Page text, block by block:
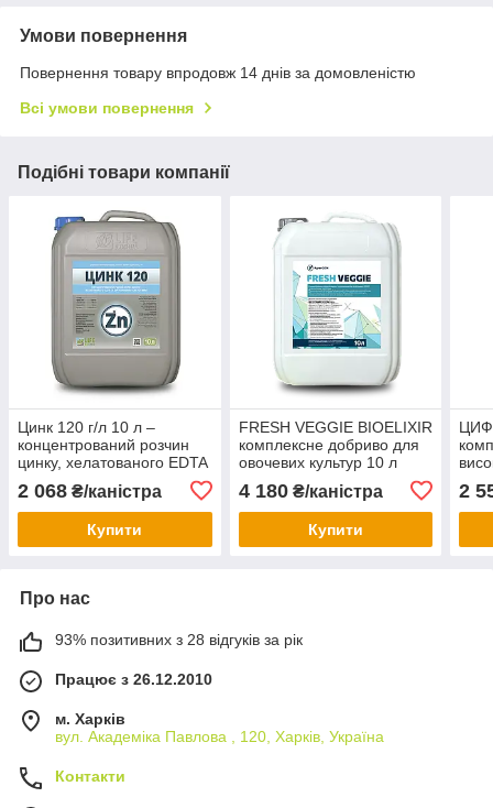
Умови повернення
Повернення товару впродовж 14 днів за домовленістю
Всі умови повернення
Подібні товари компанії
Цинк 120 г/л 10 л –
концентрований розчин
цинку, хелатованого EDTA
та органічними кислотами
2 068 ₴/каністра
Купити
FRESH VEGGIE BIOELIXIR
комплексне добриво для
овочевих культур 10 л
4 180₴/каністра
Купити
2
Про нас
93% позитивних з 28 відгуків за рік
Працює з 26.12.2010
м. Харків
вул. Академіка Павлова , 120, Харків, Україна
Контакти